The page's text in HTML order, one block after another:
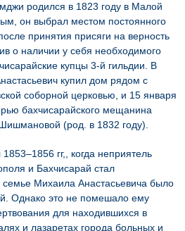
родился в 1823 году в Малой
он выбрал местом постоянного
принятия присяги на верность
о наличии у себя необходимого
купцы 3-й гильдии. В
купил дом рядом с
соборной церковью, и 15 января
бахчисарайского мещанина
(род. в 1832 году).
гг,, когда неприятель
и Бахчисарай стал
Михаила Анастасьевича было
Однако это не помешало ему
для находившихся в
и лазаретах города больных и